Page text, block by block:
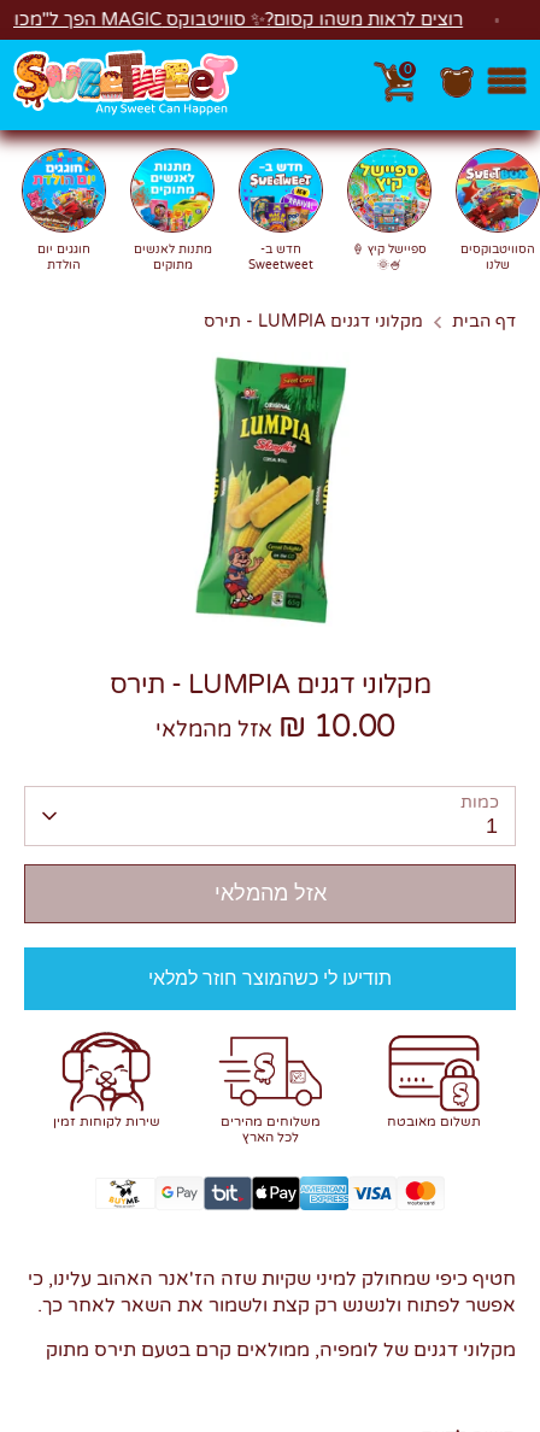
רוצים לראות משהו קסום?✨ סוויטבוקס MAGIC הפך ל"מכונת משחקים"! 🎁🕹️
0
חפשחיפוש
צרו קשר
הסוויטבוקסים
שלנו
ספיישל קיץ 🍦
🍧🌞
חדש ב-
Sweetweet
מתנות לאנשים
מתוקים
חוגגים יום
הולדת
דף הבית מקלוני דגנים LUMPIA - תירס
מקלוני דגנים LUMPIA - תירס
10.00 ₪ אזל מהמלאי
כמות
1
אזל מהמלאי
תודיעו לי כשהמוצר חוזר למלאי
תשלום מאובטח
משלוחים מהירים
לכל הארץ
שירות לקוחות זמין
חטיף כיפי שמחולק למיני שקיות שזה הז'אנר האהוב עלינו, כי
אפשר לפתוח ולנשנש רק קצת ולשמור את השאר לאחר כך.
מקלוני דגנים של לומפיה, ממולאים קרם בטעם תירס מתוק